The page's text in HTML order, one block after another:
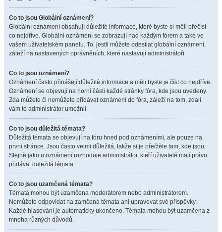
Co to jsou Globální oznámení?
Globální oznámení obsahují důležité informace, které byste si měli přečíst
co nejdříve. Globální oznámení se zobrazují nad každým fórem a také ve
vašem uživatelském panelu. To, jestli můžete odesílat globální oznámení,
záleží na nastavených oprávněních, které nastavují administrátoři.
Co to jsou oznámení?
Oznámení často přinášejí důležité informace a měli byste je číst co nejdříve.
Oznámení se objevují na horní části každé stránky fóra, kde jsou uvedeny.
Zda můžete či nemůžete přidávat oznámení do fóra, záleží na tom, zdali
vám to administrátor umožnil.
Co to jsou důležitá témata?
Důležitá témata se objevují na fóru hned pod oznámeními, ale pouze na
první stránce. Jsou často velmi důležitá, takže si je přečtěte tam, kde jsou.
Stejně jako u oznámení rozhoduje administrátor, kteří uživatelé mají právo
přidávat důležitá témata.
Co to jsou uzamčená témata?
Témata mohou být uzamčena moderátorem nebo administrátorem.
Nemůžete odpovídat na zamčená témata ani upravovat své příspěvky.
Každé hlasování je automaticky ukončeno. Témata mohou být uzamčena z
mnoha různých důvodů.